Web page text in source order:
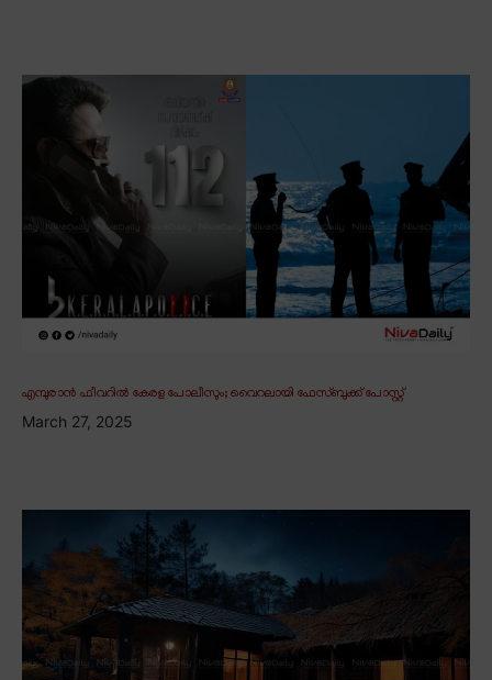
എമ്പുരാൻ ഫീവറിൽ കേരള പോലീസും; വൈറലായി ഫേസ്ബുക്ക് പോസ്റ്റ്
March 27, 2025